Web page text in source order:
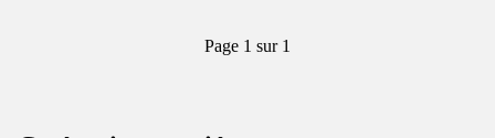
Page 1 sur 1